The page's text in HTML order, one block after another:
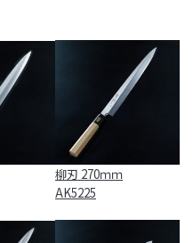
柳刃 270ｍｍ
AK5225